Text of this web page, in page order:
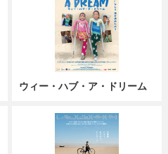
ウィー・ハブ・ア・ドリーム